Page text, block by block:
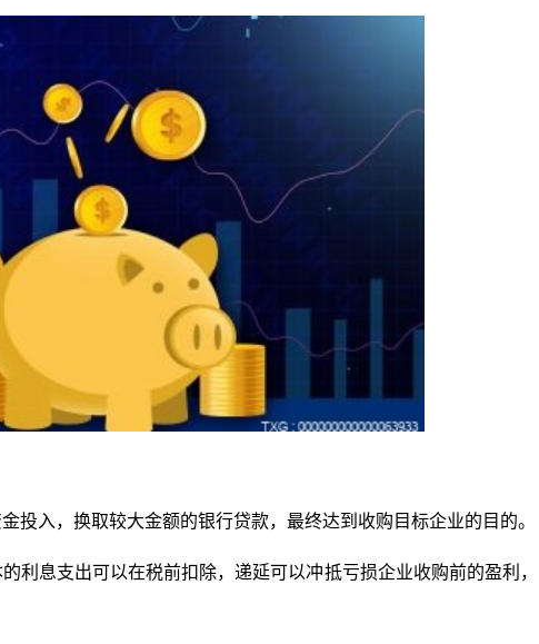
投入，换取较大金额的银行贷款，最终达到收购目标企业的目的。
利息支出可以在税前扣除，递延可以冲抵亏损企业收购前的盈利，